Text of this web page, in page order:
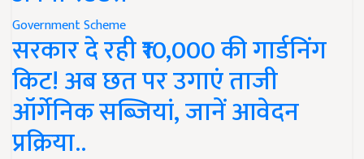
Government Scheme
सरकार दे रही ₹10,000 की गार्डनिंग
किट! अब छत पर उगाएं ताजी
ऑर्गेनिक सब्जियां, जानें आवेदन
प्रक्रिया..